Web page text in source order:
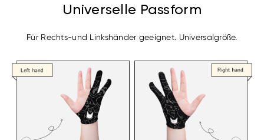
Universelle Passform
Für Rechts-und Linkshänder geeignet. Universalgröße.